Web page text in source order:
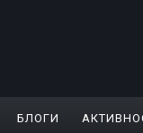
БЛОГИ